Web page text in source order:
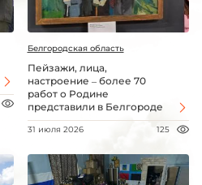
Белгородская область
Пейзажи, лица,
настроение – более 70
работ о Родине
представили в Белгороде
31 июля 2026 125